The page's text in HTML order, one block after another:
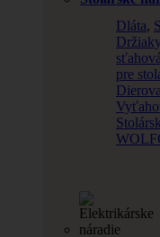
Dláta,
Držiaky
pre